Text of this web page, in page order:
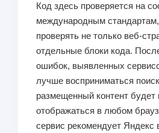
Код здесь проверяется на
международным
проверять не только веб-
отдельные блоки кода.
ошибок, выявленных
лучше восприниматься
размещенный контент будет
отображаться в любом
сервис рекомендует Яндекс